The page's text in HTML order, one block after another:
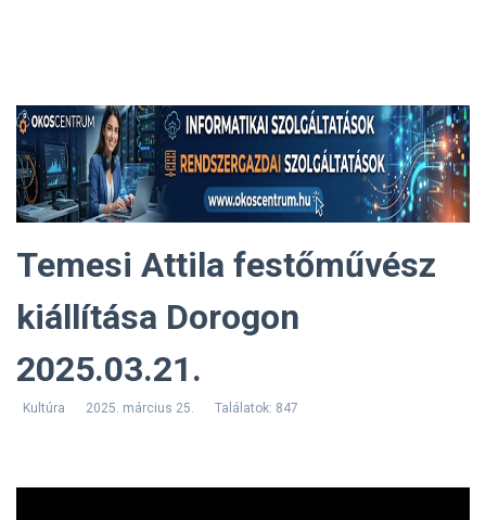
Temesi Attila festőművész
kiállítása Dorogon
2025.03.21.
Kultúra 2025. március 25. Találatok: 847